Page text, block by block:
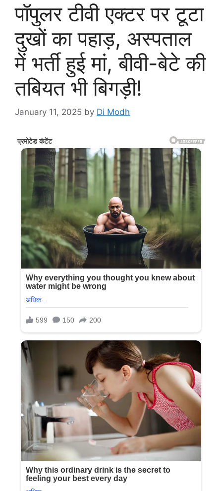
पॉपुलर टीवी एक्टर पर टूटा
दुखों का पहाड़, अस्पताल
में भर्ती हुई मां, बीवी-बेटे की
तबियत भी बिगड़ी!
January 11, 2025 by Di Modh